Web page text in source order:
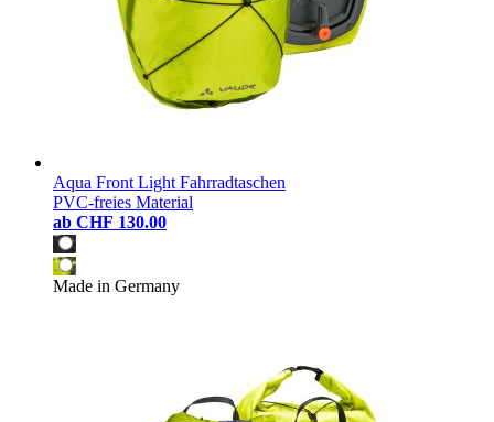
Aqua Front Light Fahrradtaschen
PVC-freies Material
ab CHF 130.00
Made in Germany